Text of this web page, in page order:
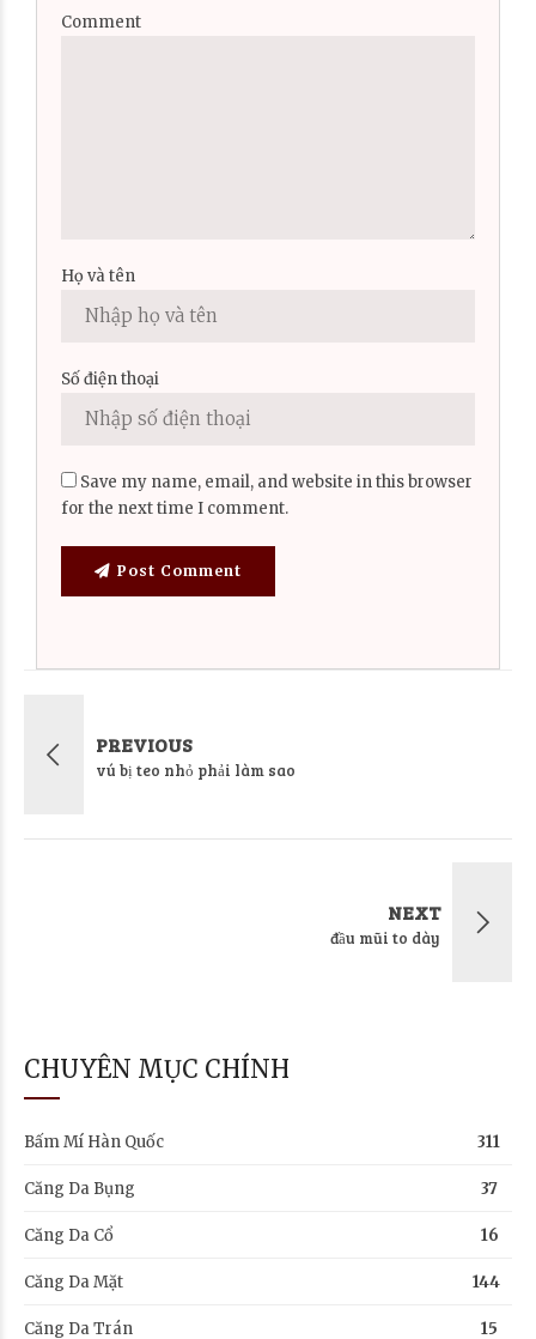
Comment
Họ và tên
Số điện thoại
Save my name, email, and website in this browser
for the next time I comment.
Post Comment
PREVIOUS
vú bị teo nhỏ phải làm sao
NEXT
đầu mũi to dày
CHUYÊN MỤC CHÍNH
Bấm Mí Hàn Quốc 311
Căng Da Bụng 37
Căng Da Cổ 16
Căng Da Mặt 144
Căng Da Trán 15